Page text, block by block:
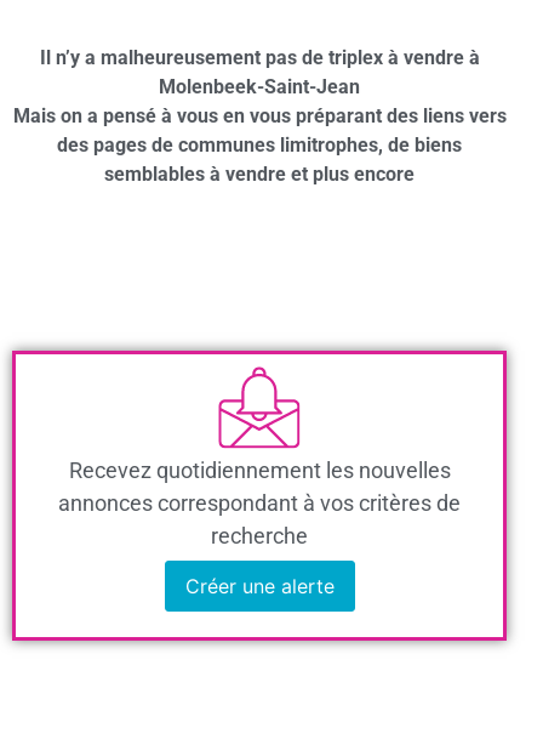
Il n’y a malheureusement pas de triplex à vendre à
Molenbeek-Saint-Jean
Mais on a pensé à vous en vous préparant des liens vers
des pages de communes limitrophes, de biens
semblables à vendre et plus encore
Recevez quotidiennement les nouvelles
annonces correspondant à vos critères de
recherche
Créer une alerte